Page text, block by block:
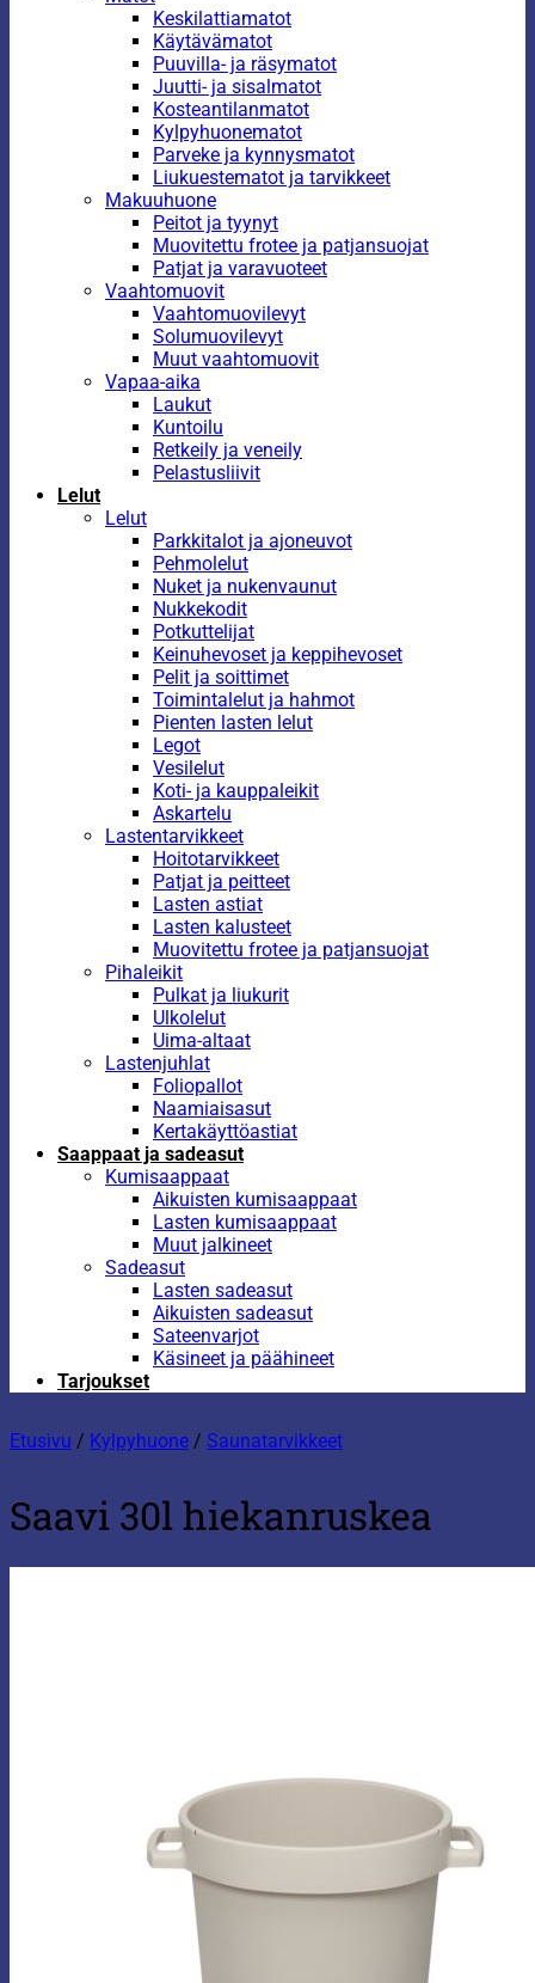
Keskilattiamatot
Käytävämatot
Puuvilla- ja räsymatot
Juutti- ja sisalmatot
Kosteantilanmatot
Kylpyhuonematot
Parveke ja kynnysmatot
Liukuestematot ja tarvikkeet
Makuuhuone
Peitot ja tyynyt
Muovitettu frotee ja patjansuojat
Patjat ja varavuoteet
Vaahtomuovit
Vaahtomuovilevyt
Solumuovilevyt
Muut vaahtomuovit
Vapaa-aika
Laukut
Kuntoilu
Retkeily ja veneily
Pelastusliivit
Lelut
Lelut
Parkkitalot ja ajoneuvot
Pehmolelut
Nuket ja nukenvaunut
Nukkekodit
Potkuttelijat
Keinuhevoset ja keppihevoset
Pelit ja soittimet
Toimintalelut ja hahmot
Pienten lasten lelut
Legot
Vesilelut
Koti- ja kauppaleikit
Askartelu
Lastentarvikkeet
Hoitotarvikkeet
Patjat ja peitteet
Lasten astiat
Lasten kalusteet
Muovitettu frotee ja patjansuojat
Pihaleikit
Pulkat ja liukurit
Ulkolelut
Uima-altaat
Lastenjuhlat
Foliopallot
Naamiaisasut
Kertakäyttöastiat
Saappaat ja sadeasut
Kumisaappaat
Aikuisten kumisaappaat
Lasten kumisaappaat
Muut jalkineet
Sadeasut
Lasten sadeasut
Aikuisten sadeasut
Sateenvarjot
Käsineet ja päähineet
Tarjoukset
Etusivu / Kylpyhuone / Saunatarvikkeet
Saavi 30l hiekanruskea